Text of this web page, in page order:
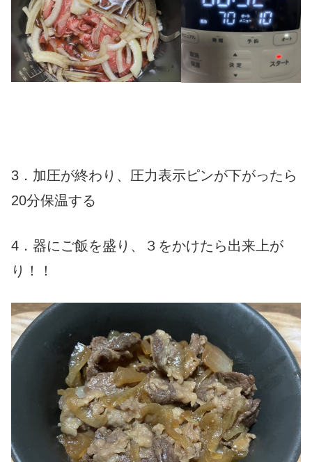
3．加圧が終わり、圧力表示ピンが下がったら
20分保温する
4．器にご飯を盛り、３をかけたら出来上が
り！！